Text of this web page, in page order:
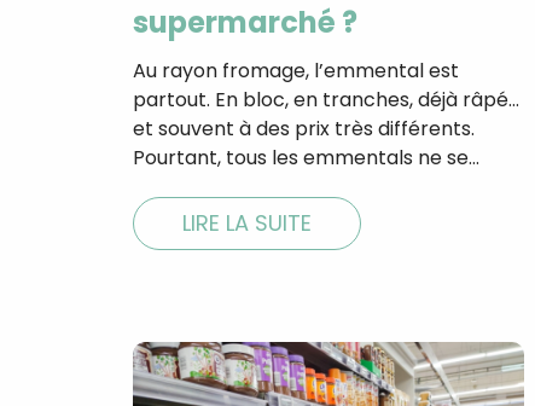
supermarché ?
Au rayon fromage, l’emmental est
partout. En bloc, en tranches, déjà râpé…
et souvent à des prix très différents.
Pourtant, tous les emmentals ne se…
LIRE LA SUITE